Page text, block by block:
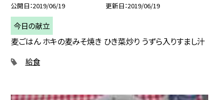
公開日 2019/06/19 更新日 2019/06/19
今日の献立
麦ごはん ホキの麦みそ焼き ひき菜炒り うずら入りすまし汁
給食